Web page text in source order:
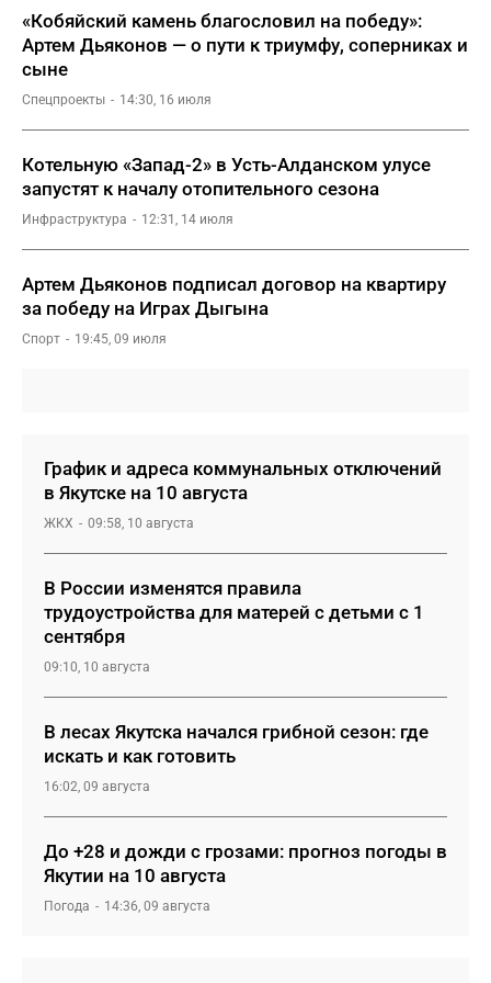
«Кобяйский камень благословил на победу»:
Артем Дьяконов — о пути к триумфу, соперниках и
сыне
Спецпроекты 14:30, 16 июля
Котельную «Запад-2» в Усть-Алданском улусе
запустят к началу отопительного сезона
Инфраструктура 12:31, 14 июля
Артем Дьяконов подписал договор на квартиру
за победу на Играх Дыгына
Спорт 19:45, 09 июля
График и адреса коммунальных отключений
в Якутске на 10 августа
ЖКХ 09:58, 10 августа
В России изменятся правила
трудоустройства для матерей с детьми с 1
сентября
09:10, 10 августа
В лесах Якутска начался грибной сезон: где
искать и как готовить
16:02, 09 августа
До +28 и дожди с грозами: прогноз погоды в
Якутии на 10 августа
Погода 14:36, 09 августа